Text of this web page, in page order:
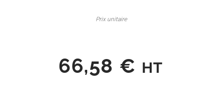
Prix unitaire
66,58 € HT